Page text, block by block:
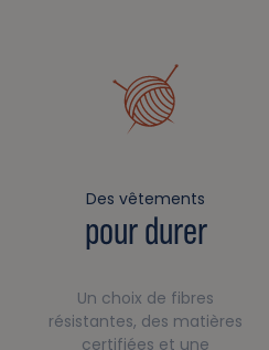
Des vêtements
pour durer
Un choix de fibres
résistantes, des matières
certifiées et une